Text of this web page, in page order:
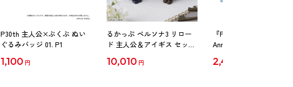
P30th 主人公×ぶくぶ ぬい
ぐるみバッジ 01. P1
1,100 円
るかっぷ ペルソナ3 リロー
ド 主人公＆アイギス セット
ラスDショップ限定特典付
10,010 円
『Persona3』20th
Anniversary Remix クリ
2,420